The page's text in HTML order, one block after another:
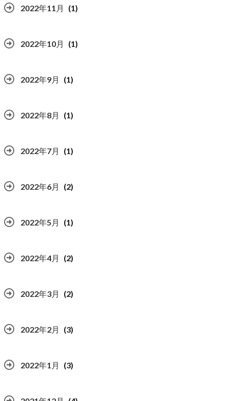
2022年11月 (1)
2022年10月 (1)
2022年9月 (1)
2022年8月 (1)
2022年7月 (1)
2022年6月 (2)
2022年5月 (1)
2022年4月 (2)
2022年3月 (2)
2022年2月 (3)
2022年1月 (3)